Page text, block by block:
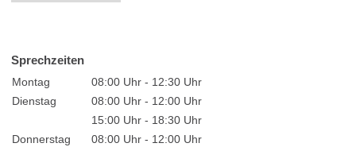
Sprechzeiten
Montag
08:00 Uhr - 12:30 Uhr
Dienstag
08:00 Uhr - 12:00 Uhr
15:00 Uhr - 18:30 Uhr
Donnerstag
08:00 Uhr - 12:00 Uhr